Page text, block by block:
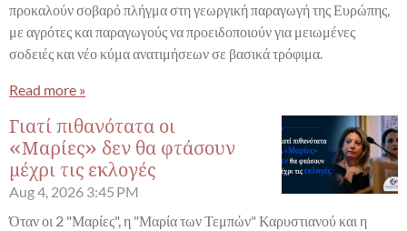
προκαλούν σοβαρό πλήγμα στη γεωργική παραγωγή της Ευρώπης,
με αγρότες και παραγωγούς να προειδοποιούν για μειωμένες
σοδειές και νέο κύμα ανατιμήσεων σε βασικά τρόφιμα.
Read more »
Γιατί πιθανότατα οι
«Μαρίες» δεν θα φτάσουν
μέχρι τις εκλογές
Aug 4, 2026 3:45 PM
Όταν οι 2 "Μαρίες", η "Μαρία των Τεμπών" Καρυστιανού και η